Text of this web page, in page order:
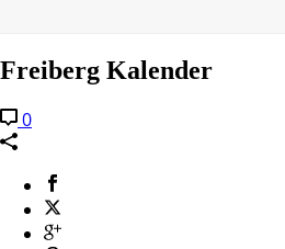
Freiberg Kalender
0